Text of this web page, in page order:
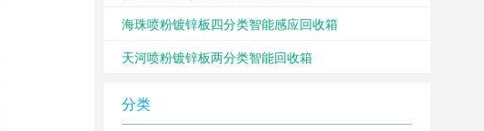
海珠喷粉镀锌板四分类智能感应回收箱
天河喷粉镀锌板两分类智能回收箱
分类